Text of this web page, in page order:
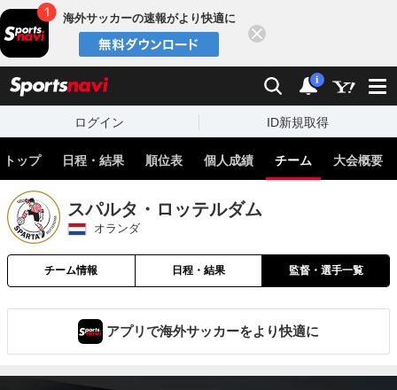
海外サッカーの速報がより快適に
検索 通知
i
ログイン ID新規取得
トップ 日程・結果 順位表 個人成績 チーム 大会概要
スパルタ・ロッテルダム
オランダ
チーム情報 日程・結果 監督・選手一覧
アプリで海外サッカーをより快適に